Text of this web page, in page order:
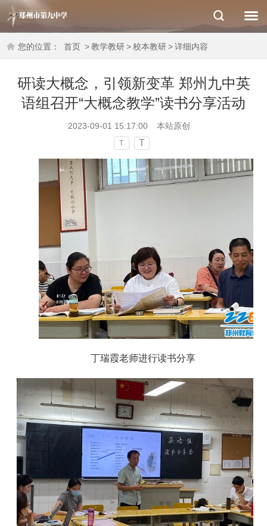
您的位置： 首页 >教学教研>校本教研>详细内容
研读大概念，引领新变革 郑州九中英
语组召开“大概念教学”读书分享活动
2023-09-01 15:17:00 本站原创
T T
丁瑞霞老师进行读书分享